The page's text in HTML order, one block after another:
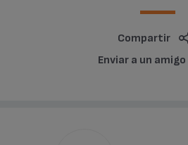
Compartir
Enviar a un amigo